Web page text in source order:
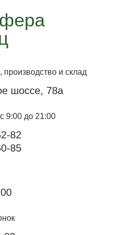
и склад
шоссе, 78а
9:00 до 21:00
82
85